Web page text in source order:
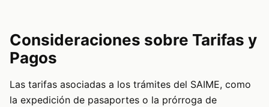
Consideraciones sobre Tarifas y
Pagos
Las tarifas asociadas a los trámites del SAIME, como
la expedición de pasaportes o la prórroga de